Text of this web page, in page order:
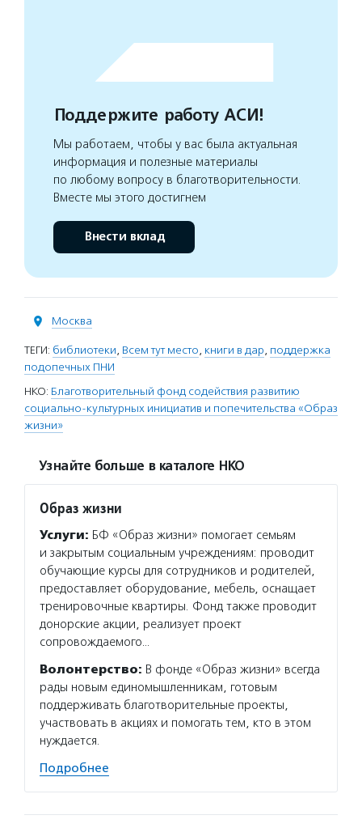
Поддержите работу АСИ!
Мы работаем, чтобы у вас была актуальная
информация и полезные материалы
по любому вопросу в благотворительности.
Вместе мы этого достигнем
Внести вклад
Москва
ТЕГИ: библиотеки, Всем тут место, книги в дар, поддержка
подопечных ПНИ
НКО: Благотворительный фонд содействия развитию
социально-культурных инициатив и попечительства «Образ
жизни»
Узнайте больше в каталоге НКО
Образ жизни
Услуги: БФ «Образ жизни» помогает семьям
и закрытым социальным учреждениям: проводит
обучающие курсы для сотрудников и родителей,
предоставляет оборудование, мебель, оснащает
тренировочные квартиры. Фонд также проводит
донорские акции, реализует проект
сопровождаемого…
Волонтерство: В фонде «Образ жизни» всегда
рады новым единомышленникам, готовым
поддерживать благотворительные проекты,
участвовать в акциях и помогать тем, кто в этом
нуждается.
Подробнее